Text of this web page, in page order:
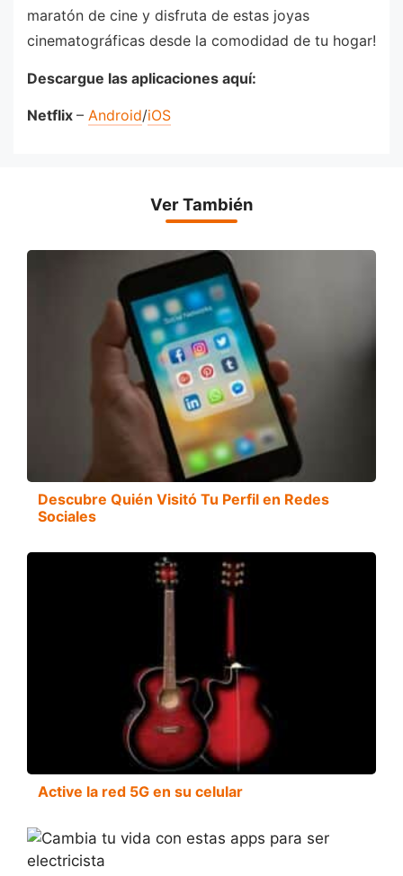
maratón de cine y disfruta de estas joyas
cinematográficas desde la comodidad de tu hogar!
Descargue las aplicaciones aquí:
Netflix – Android/iOS
Ver También
Descubre Quién Visitó Tu Perfil en Redes
Sociales
Active la red 5G en su celular